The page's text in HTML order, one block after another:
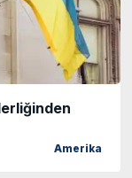
Amerika